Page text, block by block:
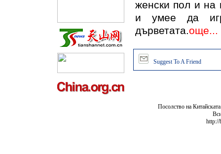
женски пол и на
и умее да
дърветата.още...
Suggest To A Friend
Посолство на
http://